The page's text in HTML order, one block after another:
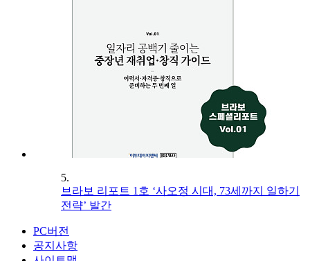
5.
브라보 리포트 1호 ‘사오정 시대, 73세까지 일하기
전략’ 발간
PC버전
공지사항